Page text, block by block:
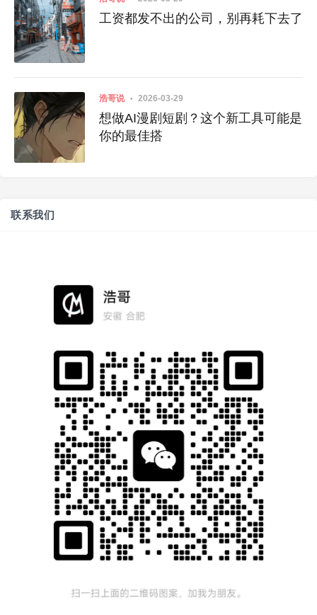
工资都发不出的公司，别再耗下去了
浩哥说 2026-03-29
想做AI漫剧短剧？这个新工具可能是
你的最佳搭
联系我们